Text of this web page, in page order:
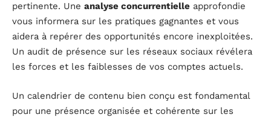
pertinente. Une analyse concurrentielle approfondie
vous informera sur les pratiques gagnantes et vous
aidera à repérer des opportunités encore inexploitées.
Un audit de présence sur les réseaux sociaux révélera
les forces et les faiblesses de vos comptes actuels.
Un calendrier de contenu bien conçu est fondamental
pour une présence organisée et cohérente sur les